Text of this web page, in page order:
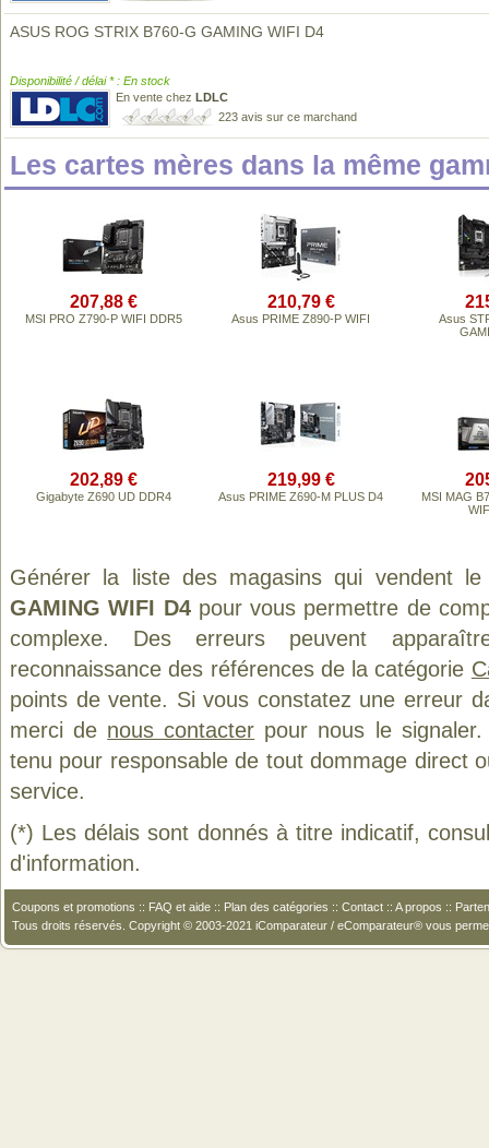
ASUS ROG STRIX B760-G GAMING WIFI D4
Disponibilité / délai * : En stock
En vente chez LDLC
223 avis sur ce marchand
Les cartes mères dans la même
207,88 €
MSI PRO Z790-P WIFI DDR5
210,79 €
Asus PRIME Z890-P WIFI
Asus
202,89 €
Gigabyte Z690 UD DDR4
219,99 €
Asus PRIME Z690-M PLUS D4
MSI MAG
Générer la liste des magasins qui vendent
GAMING WIFI D4pour vous permettre de
complexe. Des erreurs peuvent
reconnaissance des références de la catégorie
points de vente. Si vous constatez une erreur
merci de nous contacter pour nous le
tenu pour responsable de tout dommage direct
service.
(*) Les délais sont donnés à titre indicatif,
d'information.
Coupons et promotions :: FAQ et aide :: Plan des catégories :: Contact :: A propos ::
Tous droits réservés. Copyright © 2003-2021 iComparateur / eComparateur® vous